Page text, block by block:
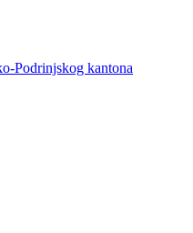
Podrinjskog kantona